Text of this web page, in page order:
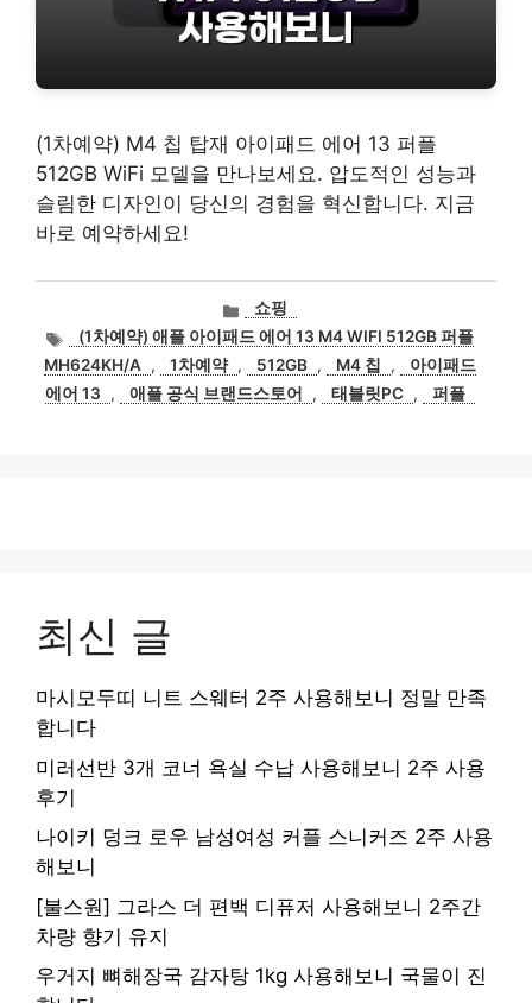
(1차예약) M4 칩 탑재 아이패드 에어 13 퍼플
512GB WiFi 모델을 만나보세요. 압도적인 성능과
슬림한 디자인이 당신의 경험을 혁신합니다. 지금
바로 예약하세요!
카
테
고
리
쇼핑
태
그
(1차예약) 애플 아이패드 에어 13 M4 WIFI 512GB 퍼플
MH624KH/A
, 1차예약 , 512GB , M4 칩 ,
아이패드
에어 13
, 애플 공식 브랜드스토어 , 태블릿PC , 퍼플
최신 글
마시모두띠 니트 스웨터 2주 사용해보니 정말 만족
합니다
미러선반 3개 코너 욕실 수납 사용해보니 2주 사용
후기
나이키 덩크 로우 남성여성 커플 스니커즈 2주 사용
해보니
[불스원] 그라스 더 편백 디퓨저 사용해보니 2주간
차량 향기 유지
우거지 뼈해장국 감자탕 1kg 사용해보니 국물이 진